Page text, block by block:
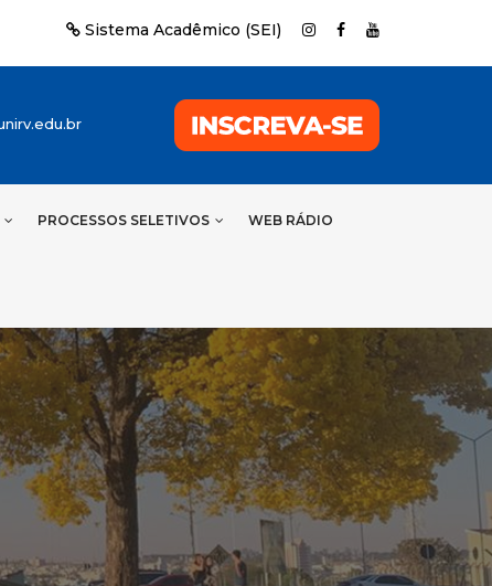
Sistema Acadêmico (SEI)
PROCESSOS SELETIVOS WEB RÁDIO